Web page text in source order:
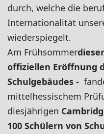
durch, welche die
Internationalität
wiederspiegelt.
Am Frühsommer
offiziellen Eröffnung
Schulgebäudes -
mittelhessischem
diesjährigen
100 Schülern von